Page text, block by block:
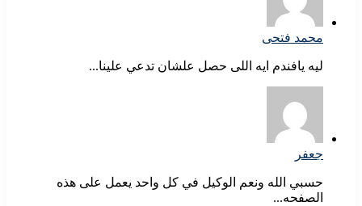
محمد فتحى
ليه يافندم ايه اللى حصل علشان تدعي علينا...
جعفر
حسبي الله ونعم الوكيل في كل واحد يعمل على هذه
الصفحه...